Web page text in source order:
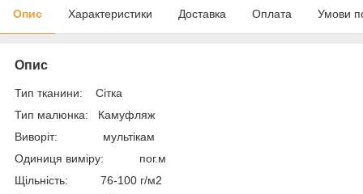
Опис Характеристики Доставка Оплата Умови
Опис
Тип тканини: Сітка
Тип малюнка: Камуфляж
Виворіт: мультікам
Одиниця виміру: пог.м
Щільність: 76-100 г/м2